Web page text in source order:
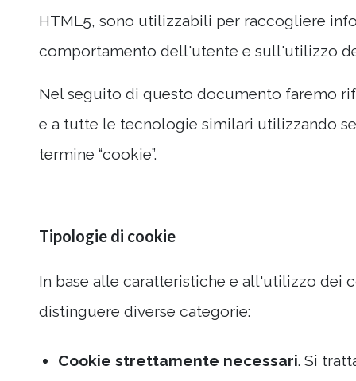
HTML5, sono utilizzabili per raccogliere
comportamento dell'utente e sull'utilizzo
Nel seguito di questo documento faremo
e a tutte le tecnologie similari utilizzando
termine “cookie”.
Tipologie di cookie
In base alle caratteristiche e all'utilizzo dei
distinguere diverse categorie:
Cookie strettamente necessari. Si